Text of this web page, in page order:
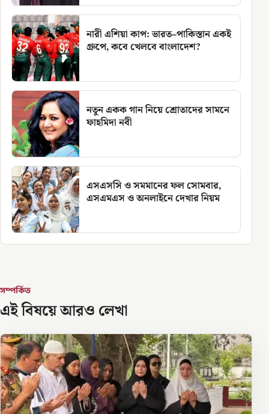
নারী এশিয়া কাপ: ভারত–পাকিস্তান একই
গ্রুপে, কবে খেলবে বাংলাদেশ?
নতুন একক গান নিয়ে শ্রোতাদের সামনে
ফাহমিদা নবী
এসএসসি ও সমমানের ফল সোমবার,
এসএমএস ও অনলাইনে দেখার নিয়ম
সম্পর্কিত
এই বিষয়ে আরও লেখা